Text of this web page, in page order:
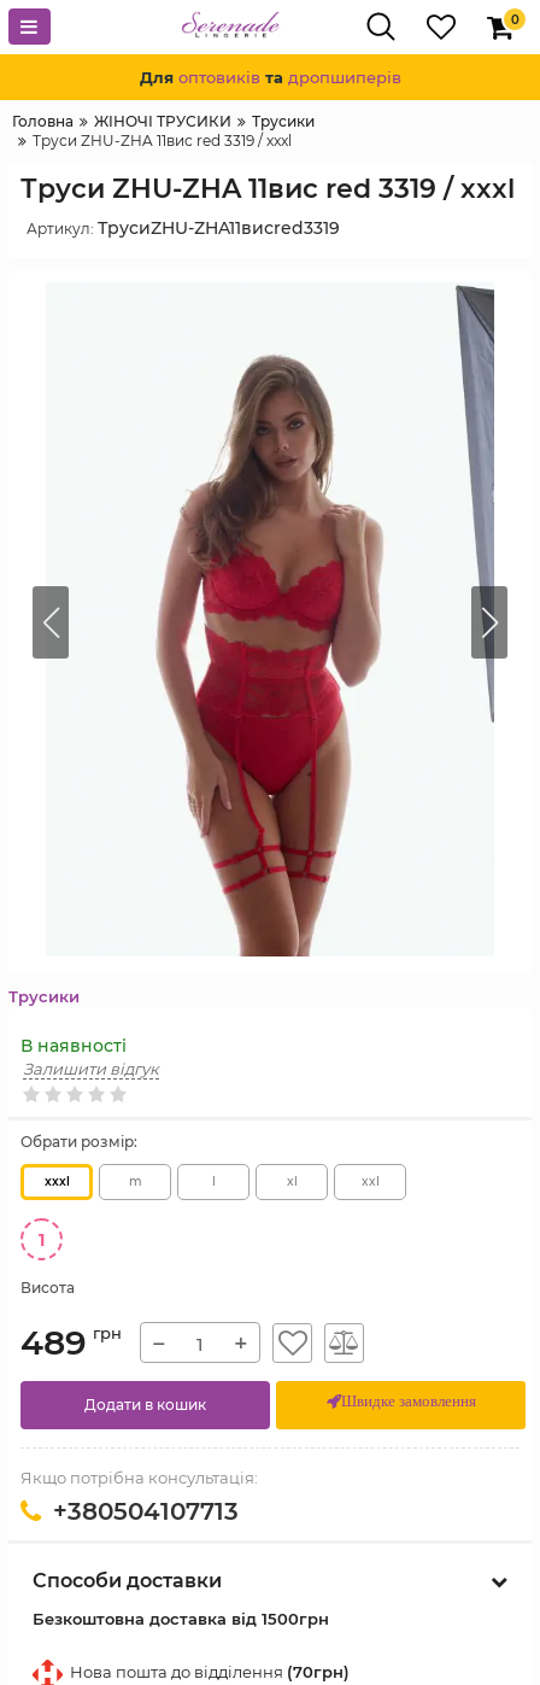
0
Для оптовиків та дропшиперів
Головна ЖІНОЧІ ТРУСИКИ
Трусики
Труси ZHU-ZHA 11вис red 3319 / xxxl
Труси ZHU-ZHA 11вис red 3319 / xxxl
Артикул: ТрусиZHU-ZHA11висred3319
Трусики
Залишити відгук
В наявності
Обрати розмір:
xxxl
1
m xl xxl
Висота
489 грн − +
Додати в кошик Швидке замовлення
Якщо потрібна консультація:
+380504107713
Способи доставки
Безкоштовна доставка від 1500грн
Нова пошта до відділення (70грн)